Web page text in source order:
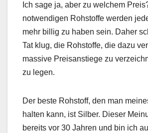
Ich sage ja, aber zu welchem
notwendigen Rohstoffe werden
mehr billig zu haben sein. Daher
Tat klug, die Rohstoffe, die dazu
massive Preisanstiege zu
zu legen.
Der beste Rohstoff, den man
halten kann, ist Silber. Dieser
bereits vor 30 Jahren und bin ich